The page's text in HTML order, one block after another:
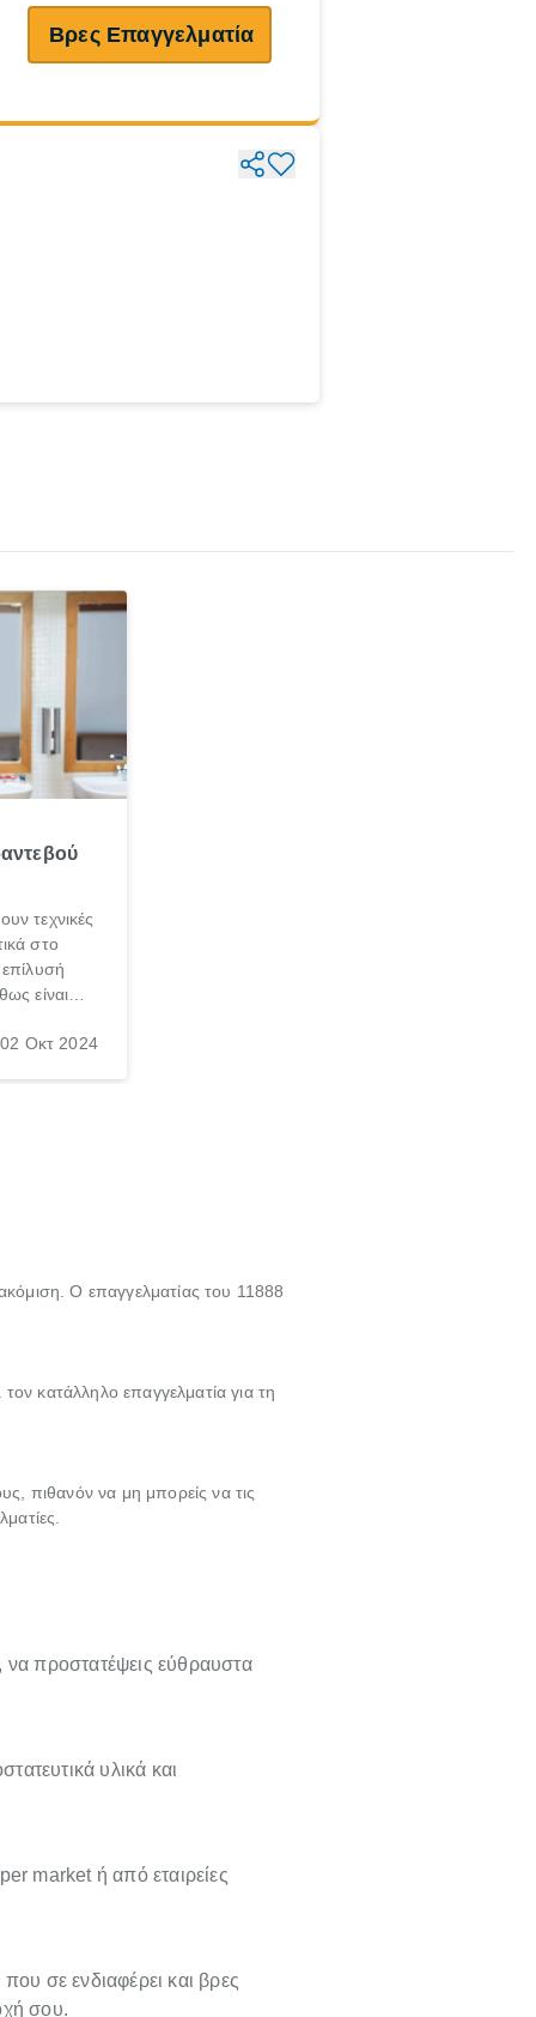
Βρες Επαγγελματία
τεχνικές
στο
είναι
τις
02 Οκτ 2024
Ο επαγγελματίας του 11888
κατάλληλο επαγγελματία για τη
πιθανόν να μη μπορείς να τις
να προστατέψεις εύθραυστα
υλικά και
market ή από εταιρείες
σε ενδιαφέρει και βρες
σου.